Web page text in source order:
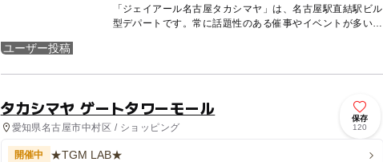
ユーザー投稿
「ジェイアール名古屋タカシマヤ」は、名古屋駅直結駅ビル
型デパートです。常に話題性のある催事やイベントが多いの
タカシマヤ ゲートタワーモール
愛知県名古屋市中村区 / ショッピング
保存
120
開催中 ★TGM LAB★